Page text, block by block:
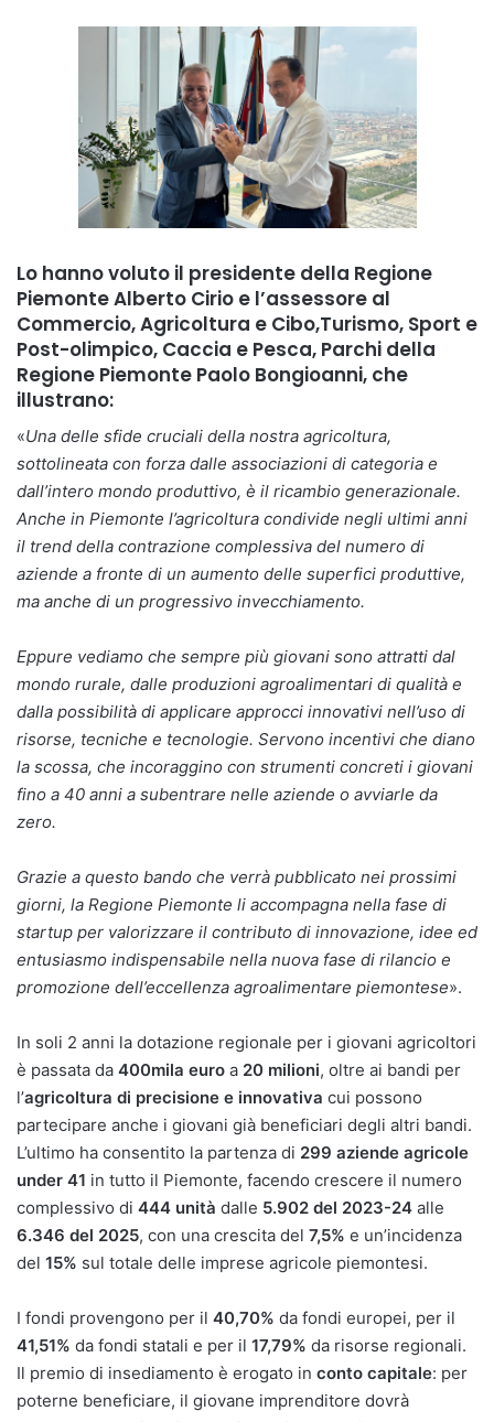
Lo hanno voluto il presidente della Regione
PiemonteAlberto Cirio e l’assessore al
Commercio, Agricoltura e Cibo,Turismo, Sport e
Post-olimpico, Caccia e Pesca, Parchi della
Regione Piemonte Paolo Bongioanni, che
illustrano:
«Una delle sfide cruciali della nostra agricoltura,
sottolineata con forza dalle associazioni di categoria e
dall’intero mondo produttivo, è il ricambio generazionale.
Anche in Piemonte l’agricoltura condivide negli ultimi anni
il trend della contrazione complessiva del numero di
aziende a fronte di un aumento delle superfici produttive,
ma anche di un progressivo invecchiamento.
Eppure vediamo che sempre più giovani sono attratti dal
mondo rurale, dalle produzioni agroalimentari di qualità e
dalla possibilità di applicare approcci innovativi nell’uso di
risorse, tecniche e tecnologie. Servono incentivi che diano
la scossa, che incoraggino con strumenti concreti i giovani
fino a 40 anni a subentrare nelle aziende o avviarle da
zero.
Grazie a questo bando che verrà pubblicato nei prossimi
giorni, la Regione Piemonte li accompagna nella fase di
startup per valorizzare il contributo di innovazione, idee ed
entusiasmo indispensabile nella nuova fase di rilancio e
promozione dell’eccellenza agroalimentare piemontese».
In soli 2 anni la dotazione regionale per i giovani agricoltori
è passata da 400mila euro a 20 milioni, oltre ai bandi per
l’agricoltura di precisione e innovativa cui possono
partecipare anche i giovani già beneficiari degli altri bandi.
L’ultimo ha consentito la partenza di 299 aziende agricole
under 41 in tutto il Piemonte, facendo crescere il numero
complessivo di 444 unità dalle 5.902 del 2023-24 alle
6.346 del 2025, con una crescita del 7,5% e un’incidenza
del 15% sul totale delle imprese agricole piemontesi.
I fondi provengono per il 40,70% da fondi europei, per il
41,51% da fondi statali e per il 17,79% da risorse regionali.
Il premio di insediamento è erogato in conto capitale: per
poterne beneficiare, il giovane imprenditore dovrà